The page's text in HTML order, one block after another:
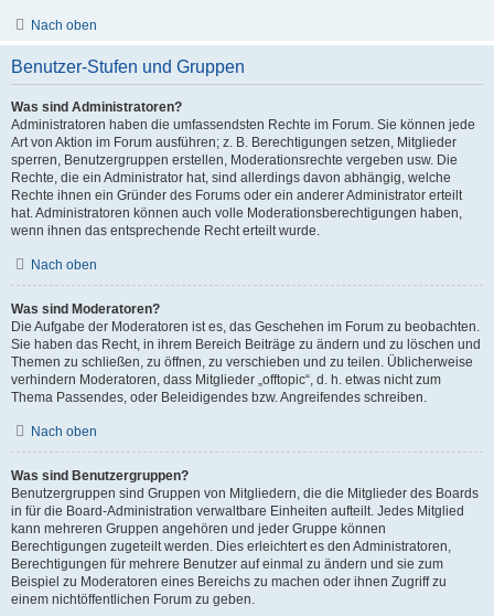
Nach oben
Benutzer-Stufen und Gruppen
Was sind Administratoren?
Administratoren haben die umfassendsten Rechte im Forum. Sie können jede
Art von Aktion im Forum ausführen; z. B. Berechtigungen setzen, Mitglieder
sperren, Benutzergruppen erstellen, Moderationsrechte vergeben usw. Die
Rechte, die ein Administrator hat, sind allerdings davon abhängig, welche
Rechte ihnen ein Gründer des Forums oder ein anderer Administrator erteilt
hat. Administratoren können auch volle Moderationsberechtigungen haben,
wenn ihnen das entsprechende Recht erteilt wurde.
Nach oben
Was sind Moderatoren?
Die Aufgabe der Moderatoren ist es, das Geschehen im Forum zu beobachten.
Sie haben das Recht, in ihrem Bereich Beiträge zu ändern und zu löschen und
Themen zu schließen, zu öffnen, zu verschieben und zu teilen. Üblicherweise
verhindern Moderatoren, dass Mitglieder „offtopic“, d. h. etwas nicht zum
Thema Passendes, oder Beleidigendes bzw. Angreifendes schreiben.
Nach oben
Was sind Benutzergruppen?
Benutzergruppen sind Gruppen von Mitgliedern, die die Mitglieder des Boards
in für die Board-Administration verwaltbare Einheiten aufteilt. Jedes Mitglied
kann mehreren Gruppen angehören und jeder Gruppe können
Berechtigungen zugeteilt werden. Dies erleichtert es den Administratoren,
Berechtigungen für mehrere Benutzer auf einmal zu ändern und sie zum
Beispiel zu Moderatoren eines Bereichs zu machen oder ihnen Zugriff zu
einem nichtöffentlichen Forum zu geben.